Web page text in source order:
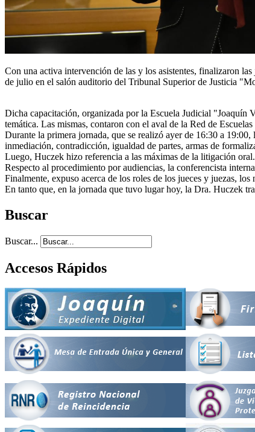
Con una activa intervención de las y los asistentes, finalizaron
de julio en el salón auditorio del Tribunal Superior de Justicia
Dicha capacitación, organizada por la Escuela Judicial "Joaquín
temática. Las mismas, contaron con el aval de la Red de
Durante la primera jornada, que se realizó ayer de 16:30 a
inmediación, contradicción, igualdad de partes, armas de
Luego, Huczek hizo referencia a las máximas de la litigación
Respecto al procedimiento por audiencias, la conferencista
Finalmente, expuso acerca de los roles de los jueces y juezas,
En tanto que, en la jornada que tuvo lugar hoy, la Dra. Huczek
Buscar
Buscar...
Accesos Rápidos